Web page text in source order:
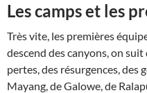
Les camps et les
Très vite, les premières
descend des canyons, on
pertes, des résurgences, des
Mayang, de Galowe, de